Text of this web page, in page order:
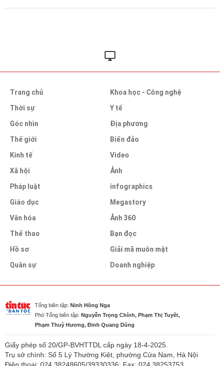
Trang chủ
Thời sự
Góc nhìn
Thế giới
Kinh tế
Xã hội
Pháp luật
Giáo dục
Văn hóa
Thể thao
Hồ sơ
Quân sự
Khoa học - Công nghệ
Y tế
Địa phương
Biển đảo
Video
Ảnh
infographics
Megastory
Ảnh 360
Bạn đọc
Giải mã muôn mặt
Doanh nghiệp
Tổng biên tập: Ninh Hồng Nga
Phó Tổng biên tập: Nguyễn Trọng Chính, Phạm Thị Tuyết,
Phạm Thuỳ Hương, Đinh Quang Dũng
Giấy phép số 20/GP-BVHTTDL cấp ngày 18-4-2025.
Trụ sở chính: Số 5 Lý Thường Kiệt, phường Cửa Nam, Hà Nội
Điện thoại: 024.38248605/39330336; Fax: 024.38253753